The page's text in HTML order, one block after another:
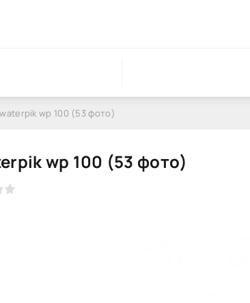
wp 100 (53 фото)
wp 100 (53 фото)